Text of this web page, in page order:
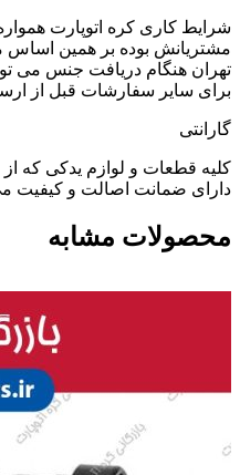
شرایط کاری کره اتوپارت
مشتریانش بوده بر همین
تهران هنگام دریافت جنس می
برای سایر سفارشات قبل از
گارانتی
کلیه قطعات و لوازم یدکی که از
دارای ضمانت اصالت و کیفیت
محصولات مشابه